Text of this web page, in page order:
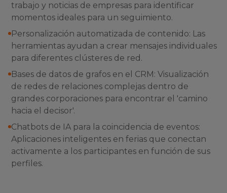
trabajo y noticias de empresas para identificar
momentos ideales para un seguimiento.
Personalización automatizada de contenido: Las
herramientas ayudan a crear mensajes individuales
para diferentes clústeres de red.
Bases de datos de grafos en el CRM: Visualización
de redes de relaciones complejas dentro de
grandes corporaciones para encontrar el 'camino
hacia el decisor'.
Chatbots de IA para la coincidencia de eventos:
Aplicaciones inteligentes en ferias que conectan
activamente a los participantes en función de sus
perfiles.